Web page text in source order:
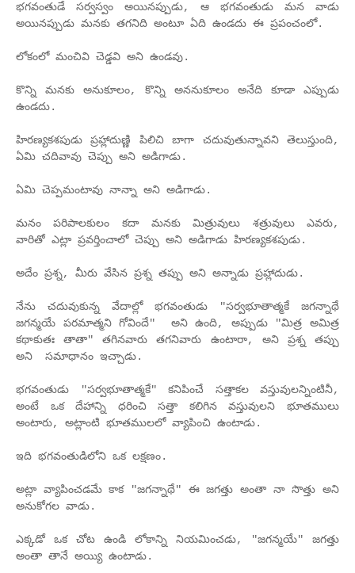
భగవంతుడే సర్వస్వం అయినప్పుడు, ఆ భగవంతుడు మన వాడు
అయినప్పుడు మనకు తగనిది అంటూ ఏది ఉండదు ఈ ప్రపంచంలో.
లోకంలో మంచివి చెడ్డవి అని ఉండవు.
కొన్ని మనకు అనుకూలం, కొన్ని అననుకూలం అనేది కూడా ఎప్పుడు
ఉండదు.
హిరణ్యకశపుడు ప్రహ్లాదుణ్ణి పిలిచి బాగా చదువుతున్నావని తెలుస్తుంది,
ఏమి చదివావు చెప్పు అని అడిగాడు.
ఏమి చెప్పమంటావు నాన్నా అని అడిగాడు.
మనం పరిపాలకులం కదా మనకు మిత్రువులు శత్రువులు ఎవరు,
వారితో ఎట్లా ప్రవర్తించాలో చెప్పు అని అడిగాడు హిరణ్యకశపుడు.
అదేం ప్రశ్న, మీరు వేసిన ప్రశ్న తప్పు అని అన్నాడు ప్రహ్లాదుడు.
నేను చదువుకున్న వేదాల్లో భగవంతుడు "సర్వభూతాత్మకే జగన్నాథే
జగన్మయే పరమాత్మని గోవిందే" అని ఉంది, అప్పుడు "మిత్ర అమిత్ర
కథాకుతః తాతా" తగినవారు తగనివారు ఉంటారా, అని ప్రశ్న తప్పు
అని సమాధానం ఇచ్చాడు.
భగవంతుడు "సర్వభూతాత్మకే" కనిపించే సత్తాకల వస్తువులన్నింటినీ,
అంటే ఒక దేహాన్ని ధరించి సత్తా కలిగిన వస్తువులని భూతములు
అంటారు, అట్లాంటి భూతములలో వ్యాపించి ఉంటాడు.
ఇది భగవంతుడిలోని ఒక లక్షణం.
అట్లా వ్యాపించడమే కాక "జగన్నాథే" ఈ జగత్తు అంతా నా సొత్తు అని
అనుకోగల వాడు.
ఎక్కడో ఒక చోట ఉండి లోకాన్ని నియమించడు, "జగన్మయే" జగత్తు
అంతా తానే అయ్యి ఉంటాడు.